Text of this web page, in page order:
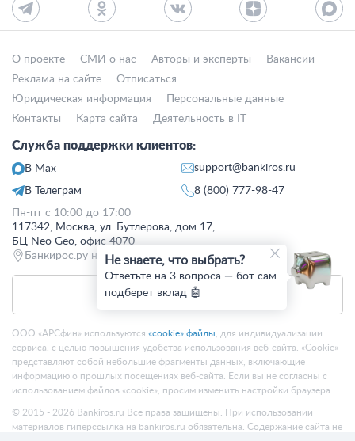
О проекте СМИ о нас Авторы и эксперты
Вакансии
Реклама на сайте
Отписаться
Юридическая информация
Персональные данные
Контакты
Карта сайта Деятельность в IT
Служба поддержки клиентов:
В Max
В Телеграм
support@bankiros.ru
8 (800) 777-98-47
Пн-пт с 10:00 до 17:00
117342, Москва, ул. Бутлерова, дом 17,
БЦ Neo Geo, офис 4070
Банкирос.ру на Яндекс.Картах
Отписаться
ООО «АРСфин» используются «cookie» файлы , для индивидуализации
сервиса, с целью повышения удобства использования веб-сайта. «Cookie»
представляют собой небольшие фрагменты данных, включающие
информацию о прошлых посещениях веб-сайта. Если вы не согласны с
использованием файлов «cookie», просим изменить настройки браузера.
© 2015 - 2026 Bankiros.ru Все права защищены. При использовании
материалов гиперссылка на bankiros.ru обязательна. Содержание сайта не
Не знаете, что выбрать?
Ответьте на 3 вопроса — бот сам
подберет вклад 🤖